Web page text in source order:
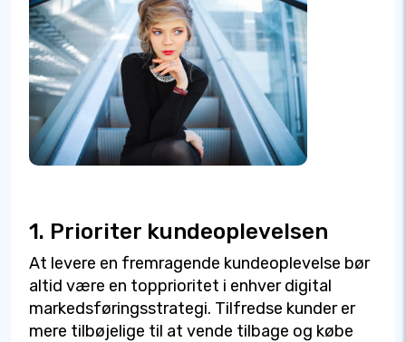
1. Prioriter kundeoplevelsen
At levere en fremragende kundeoplevelse bør
altid være en topprioritet i enhver digital
markedsføringsstrategi. Tilfredse kunder er
mere tilbøjelige til at vende tilbage og købe